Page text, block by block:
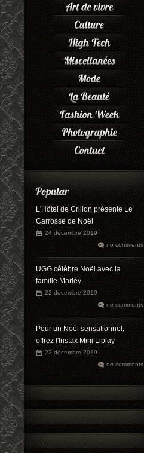
L'Hôtel de Crillon présente Le
Carrosse de Noël
24 décembre 2019
no comments
UGG célèbre Noël avec la
famille Marley
22 décembre 2019
no comments
Pour un Noël sensationnel,
offrez l'Instax Mini Liplay
22 décembre 2019
no comments